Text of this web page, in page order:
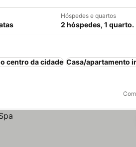
Hóspedes e quartos
2 hóspedes, 1 quarto.
centro da cidade Casa/apartamento